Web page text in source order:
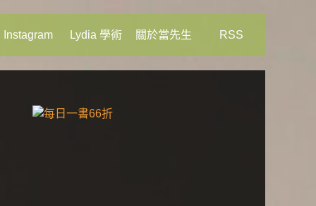
Instagram Lydia 學術 關於當先生 RSS